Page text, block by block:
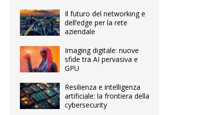
Il futuro del networking e
dell’edge per la rete
aziendale
Imaging digitale: nuove
sfide tra AI pervasiva e
GPU
Resilienza e intelligenza
artificiale: la frontiera della
cybersecurity